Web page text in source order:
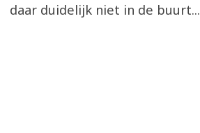
daar duidelijk niet in de buurt...